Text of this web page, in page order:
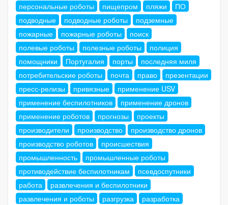
персональные роботы
пищепром пляжи
ПО
подводные
подводные роботы
подземные
пожарные
пожарные роботы
поиск
полевые роботы
полезные роботы
полиция
помощники
Португалия порты
последняя миля
потребительские роботы
почта право
презентации
пресс-релизы
привязные
применение USV
применение беспилотников
применение дронов
применение роботов
прогнозы
проекты
производители
производство
производство дронов
производство роботов
происшествия
промышленность
промышленные роботы
противодействие беспилотникам
псевдоспутники
работа
развлечения и беспилотники
развлечения и роботы
разгрузка
разработка